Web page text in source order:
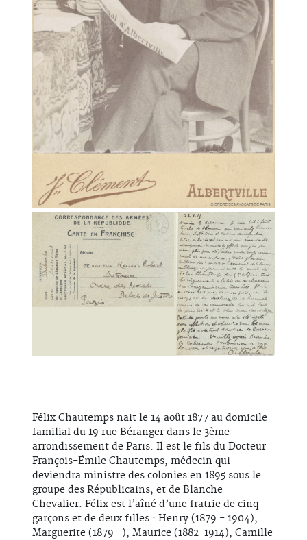
Félix Chautemps nait le 14 août 1877 au domicile
familial du 19 rue Béranger dans le 3ème
arrondissement de Paris. Il est le fils du Docteur
François-Émile Chautemps, médecin qui
deviendra ministre des colonies en 1895 sous le
groupe des Républicains, et de Blanche
Chevalier. Félix est l’aîné d’une fratrie de cinq
garçons et de deux filles : Henry (1879 - 1904),
Marguerite (1879 -), Maurice (1882-1914), Camille